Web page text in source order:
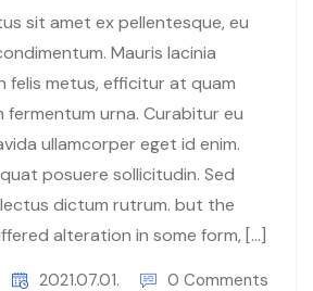
sit amet ex pellentesque, eu
Mauris lacinia
felis metus, efficitur at quam
fermentum urna. Curabitur eu
ullamcorper eget id enim.
posuere sollicitudin. Sed
dictum rutrum. but the
alteration in some form, […]
2021.07.01. 0 Comments